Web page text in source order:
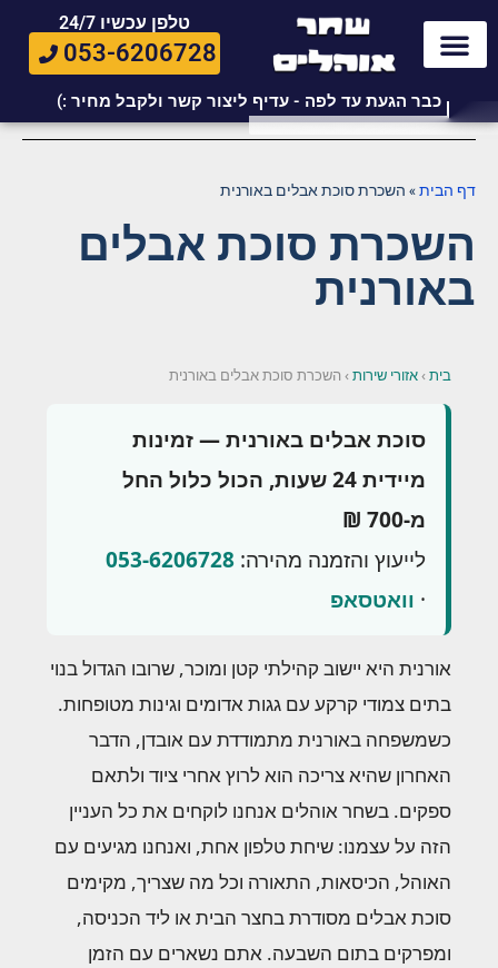
טלפן עכשיו 24/7
053-6206728
כבר הגעת עד לפה - עדיף ליצור קשר ולקבל מחיר :)
דף הבית» השכרת סוכת אבלים באורנית
השכרת סוכת אבלים
באורנית
בית›אזורי שירות› השכרת סוכת אבלים באורנית
סוכת אבלים באורנית — זמינות
מיידית 24 שעות, הכול כלול החל
מ-700 ₪
לייעוץ והזמנה מהירה: 053-6206728
· וואטסאפ
אורנית היא יישוב קהילתי קטן ומוכר, שרובו הגדול בנוי
בתים צמודי קרקע עם גגות אדומים וגינות מטופחות.
כשמשפחה באורנית מתמודדת עם אובדן, הדבר
האחרון שהיא צריכה הוא לרוץ אחרי ציוד ולתאם
ספקים. בשחר אוהלים אנחנו לוקחים את כל העניין
הזה על עצמנו: שיחת טלפון אחת, ואנחנו מגיעים עם
האוהל, הכיסאות, התאורה וכל מה שצריך, מקימים
סוכת אבלים מסודרת בחצר הבית או ליד הכניסה,
ומפרקים בתום השבעה. אתם נשארים עם הזמן